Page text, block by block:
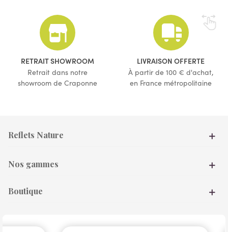
RETRAIT SHOWROOM
Retrait dans notre
showroom de Craponne
LIVRAISON OFFERTE
À partir de 100 € d'achat,
en France métropolitaine
Reflets Nature
Nos gammes
Boutique